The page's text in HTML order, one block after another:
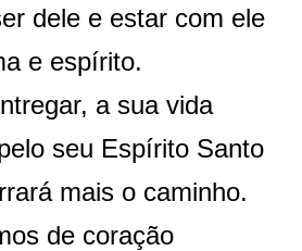
dele e estar com ele
e espírito.
a sua vida
seu Espírito Santo
mais o caminho.
de coração